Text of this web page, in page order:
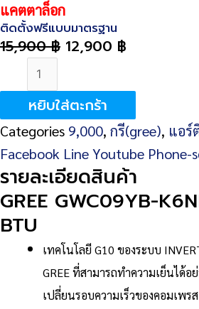
แคตตาล็อก
ติดตั้งฟรีแบบมาตรฐาน
15,900฿ 12,900 ฿
จำนวน
GREE
GWC09YB-
K6NNA1AI
9,503
BTU
ชิ้น
หยิบใส่ตะกร้า
Categories 9,000, กรี(gree), แอร์
Facebook LineYoutube Phone-
รายละเอียดสินค้า
GREE GWC09YB-
BTU
เทคโนโลยี G10 ของระบบ
GREE ที่สามารถทำความเย็นได้อ
เปลี่ยนรอบความเร็วของคอมเพร